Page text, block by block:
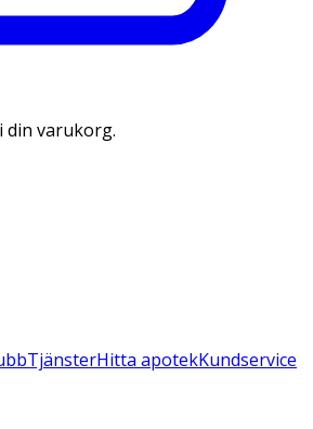
din varukorg.
TjänsterHitta apotekKundservice